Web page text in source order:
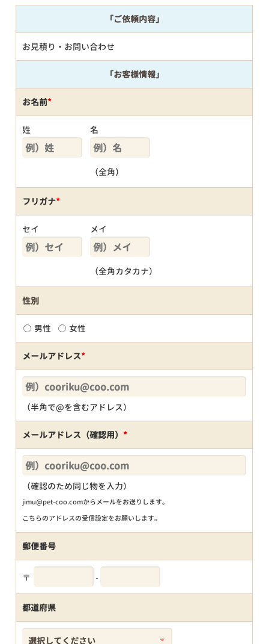
「ご依頼内容」
お見積り・お問い合わせ
「お客様情報」
お名前*
姓 名
（全角）
フリガナ*
セイ メイ
（全角カタカナ）
性別
男性 女性
メールアドレス*
（半角で@を含むアドレス）
メールアドレス（確認用） *
（確認のため同じ物を入力）
jimu@pet-coo.comからメールをお送りします。
こちらのアドレスの受信設定をお願いします。
郵便番号
〒 -
都道府県